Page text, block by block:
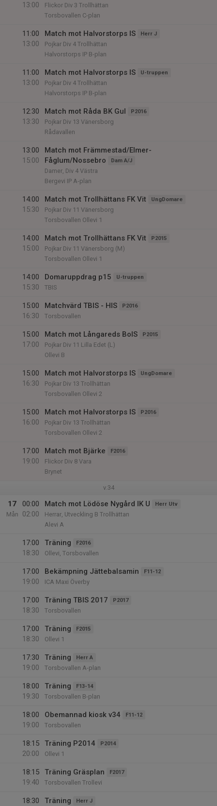
13:00
Flickor Div 3 Trollhättan
Torsbovallen C-plan
11:00
13:00
Match mot Halvorstorps IS Herr J
Pojkar Div 4 Trollhättan
Halvorstorps IP B-plan
11:00
13:00
Match mot Halvorstorps IS U-truppen
Pojkar Div 4 Trollhättan
Halvorstorps IP B-plan
12:30
13:30
Match mot Råda BK Gul P2016
Pojkar Div 13 Vänersborg
Rådavallen
13:00
15:00
Match mot Främmestad/Elmer-
Fåglum/Nossebro
Dam A/J
Damer, Div 4 Västra
Bergevi IP A-plan
14:00
15:30
Match mot Trollhättans FK Vit UngDomare
Pojkar Div 11 Vänersborg
Torsbovallen Ollevi 1
14:00
15:00
Match mot Trollhättans FK Vit P2015
Pojkar Div 11 Vänersborg (M)
Torsbovallen Ollevi 1
14:00
15:30
Domaruppdrag p15 U-truppen
TBIS
15:00
16:30
Matchvärd TBIS - HIS P2016
Torsbovallen
15:00
17:00
Match mot Långareds BoIS P2015
Pojkar Div 11 Lilla Edet (L)
Ollevi B
15:00
16:30
Match mot Halvorstorps IS UngDomare
Pojkar Div 13 Trollhättan
Torsbovallen Ollevi 2
15:00
16:00
Match mot Halvorstorps IS P2016
Pojkar Div 13 Trollhättan
Torsbovallen Ollevi 2
17:00
19:00
Match mot Bjärke F2016
Flickor Div 8 Vara
Brynet
v.34
17
Mån
00:00
02:00
Match mot Lödöse Nygård IK U Herr Utv
Herrar, Utveckling B Trollhättan
Alevi A
17:00
18:30
Träning F2016
Ollevi, Torsbovallen
17:00
19:00
Bekämpning Jättebalsamin F11-12
ICA Maxi Överby
17:00
18:30
Träning TBIS 2017 P2017
Torsbovallen
17:00
18:30
Träning F2015
Ollevi 1
17:30
19:00
Träning Herr A
Torsbovallen A-plan
18:00
19:30
Träning F13-14
Torsbovallen B-plan
18:00
19:00
Obemannad kiosk v34 F11-12
Torsbovallen
18:15
20:00
Träning P2014 P2014
Ollevi 1
18:15
19:40
Träning Gräsplan F2017
Torsbovallen Trollevi
18:30 Träning Herr J